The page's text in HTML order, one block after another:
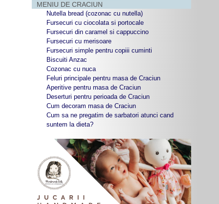
MENIU DE CRACIUN
Nutella bread (cozonac cu nutella)
Fursecuri cu ciocolata si portocale
Fursecuri din caramel si cappuccino
Fursecuri cu merisoare
Fursecuri simple pentru copiii cuminti
Biscuiti Anzac
Cozonac cu nuca
Feluri principale pentru masa de Craciun
Aperitive pentru masa de Craciun
Deserturi pentru perioada de Craciun
Cum decoram masa de Craciun
Cum sa ne pregatim de sarbatori atunci cand
suntem la dieta?